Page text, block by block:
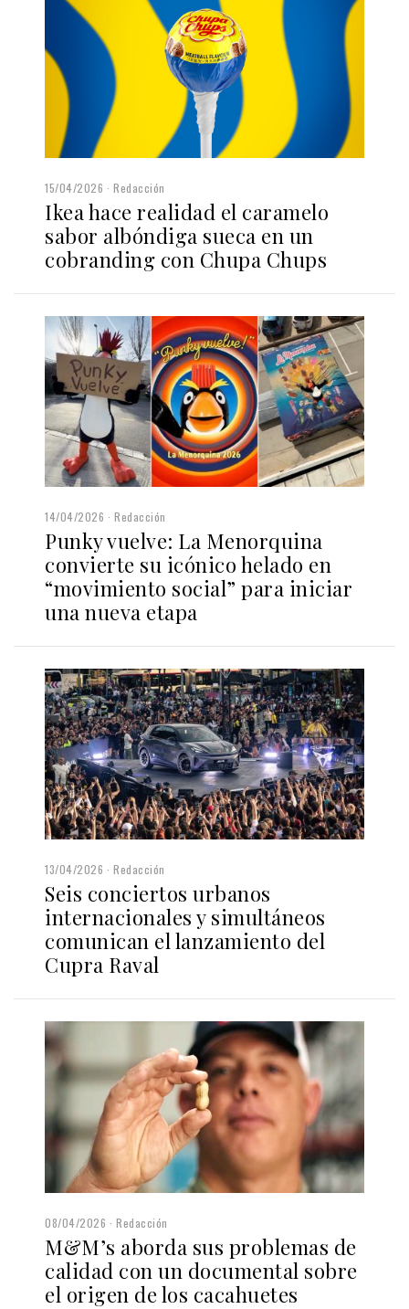
15/04/2026 Redacción
Ikea hace realidad el caramelo
sabor albóndiga sueca en un
cobranding con Chupa Chups
14/04/2026 Redacción
Punky vuelve: La Menorquina
convierte su icónico helado en
“movimiento social” para iniciar
una nueva etapa
13/04/2026 Redacción
Seis conciertos urbanos
internacionales y simultáneos
comunican el lanzamiento del
Cupra Raval
08/04/2026 Redacción
M&M’s aborda sus problemas de
calidad con un documental sobre
el origen de los cacahuetes